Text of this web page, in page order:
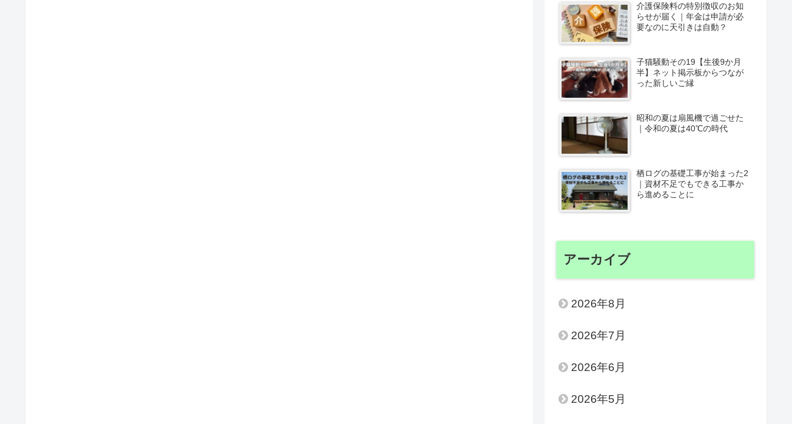
介護保険料の特別徴収のお知
らせが届く｜年金は申請が必
要なのに天引きは自動？
子猫騒動その19【生後9か月
半】ネット掲示板からつなが
った新しいご縁
昭和の夏は扇風機で過ごせた
｜令和の夏は40℃の時代
栖ログの基礎工事が始まった2
｜資材不足でもできる工事か
ら進めることに
アーカイブ
2026年8月
2026年7月
2026年6月
2026年5月